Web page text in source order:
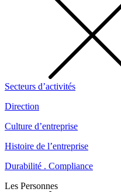
Secteurs d’activités
Direction
Culture d’entreprise
Histoire de l’entreprise
Durabilité . Compliance
Les Personnes